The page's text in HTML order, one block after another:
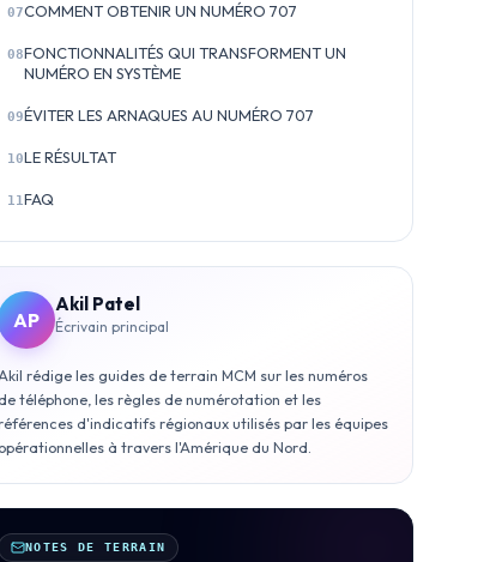
07COMMENT OBTENIR UN NUMÉRO 707
08FONCTIONNALITÉS QUI TRANSFORMENT UN
NUMÉRO EN SYSTÈME
09ÉVITER LES ARNAQUES AU NUMÉRO 707
10LE RÉSULTAT
11FAQ
AP
Akil Patel
Écrivain principal
Akil rédige les guides de terrain MCM sur les numéros
de téléphone, les règles de numérotation et les
d'indicatifs régionaux utilisés par les équipes
opérationnelles à travers l'Amérique du Nord.
NOTES DE TERRAIN